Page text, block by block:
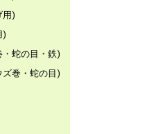
用)
)
蛇の目・鉄)
ズ巻・蛇の目)